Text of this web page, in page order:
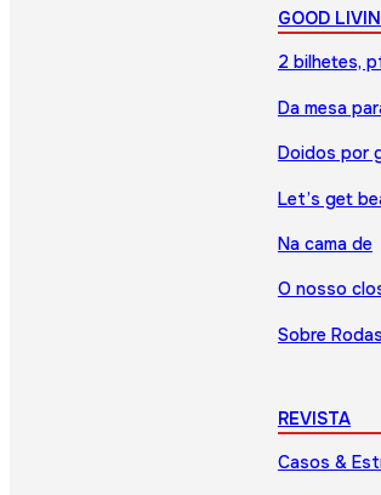
GOOD
2 bilhetes,
Da mesa
Doidos por
Let’s get
Na cama de
O nosso
Sobre Rodas
REVISTA
Casos &